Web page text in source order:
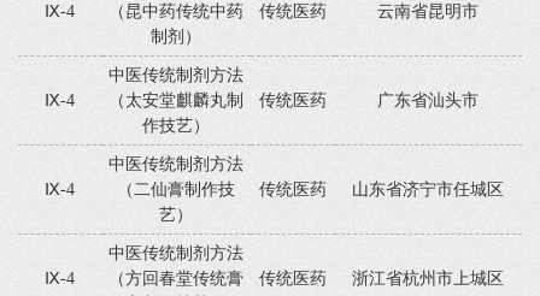
Ⅸ-4
（昆中药传统中药
制剂）
传统医药 云南省昆明市
Ⅸ-4
中医传统制剂方法
（太安堂麒麟丸制
作技艺）
传统医药 广东省汕头市
Ⅸ-4
中医传统制剂方法
（二仙膏制作技
艺）
传统医药 山东省济宁市任城区
Ⅸ-4
中医传统制剂方法
（方回春堂传统膏
传统医药 浙江省杭州市上城区